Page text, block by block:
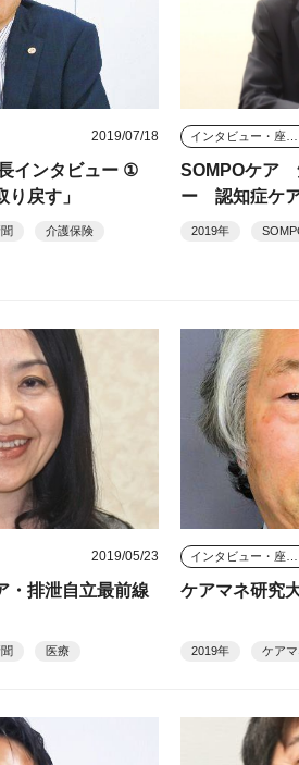
2019/07/18
インタビュー ①
り戻す」
介護保険
インタビュー・座談会
SOMPOケア
ー 認知症ケ
と提携
2019年
2019/05/23
・排泄自立最前線
医療
インタビュー・座談会
ケアマネ研究
2019年 ケア